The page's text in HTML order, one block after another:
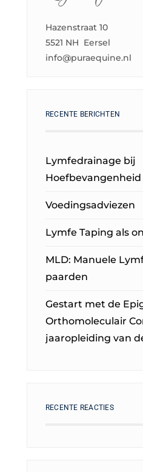
Hazenstraat 10
5521 NH Eersel
info@puraequine.nl
RECENTE BERICHTEN
Lymfedrainage bij
Hoefbevangenheid
Voedingsadviezen
Lymfe Taping als
MLD: Manuele
paarden
Gestart met de
Orthomoleculair
jaaropleiding van
RECENTE REACTIES